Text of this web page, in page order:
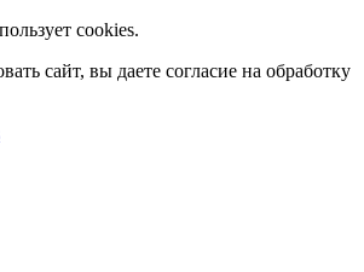
cookies.
сайт, вы даете согласие на обработку